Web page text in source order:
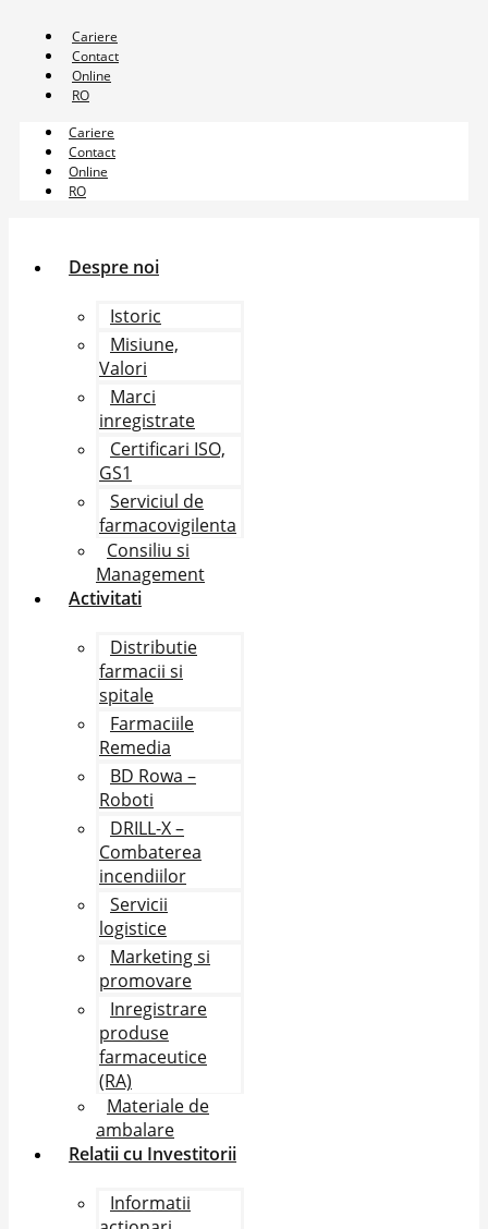
conținut
Cariere
Contact
Online
RO
Cariere
Contact
Online
RO
Despre noi
Istoric
Misiune,
Valori
Marci
inregistrate
Certificari ISO,
GS1
Serviciul de
farmacovigilenta
Consiliu si
Management
Activitati
Distributie
farmacii si
spitale
Farmaciile
Remedia
BD Rowa –
Roboti
DRILL-X –
Combaterea
incendiilor
Servicii
logistice
Marketing si
promovare
Inregistrare
produse
farmaceutice
(RA)
Materiale de
ambalare
Relatii cu Investitorii
Informatii